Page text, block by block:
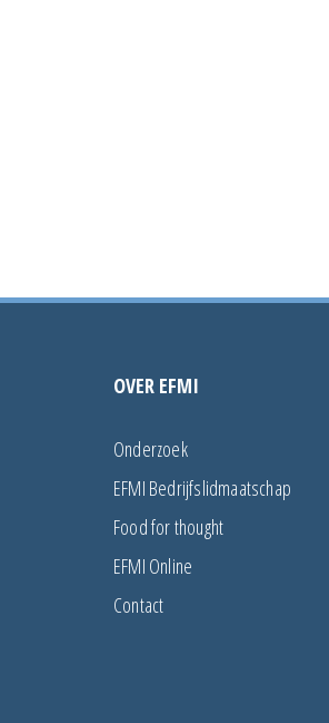
OVER EFMI
Onderzoek
EFMI Bedrijfslidmaatschap
Food for thought
EFMI Online
Contact